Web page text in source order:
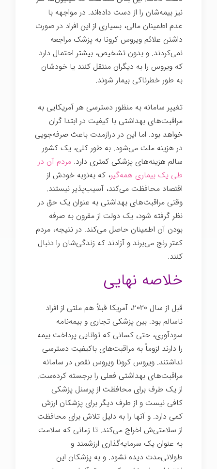
نیز بیمه‌شان را از دست داده‌اند. در مواجهه با
عدم اطمینان مالی، بسیاری از این افراد در صورت
داشتن علائم ویروس کرونا به پزشک مراجعه
نمی‌کردند. و بدون تشخیص، بیشتر احتمال دارد
که ویروس را به دیگران منتقل کنند یا خودشان
به طور خطرناکی بیمار شوند.
تغییر سامانه به منظور دسترسی هر آمریکایی به
مراقبت‌های بهداشتی با کیفیت در ابتدا گران
خواهد بود. اما این در درازمدت باعث صرفه‌جویی
در هزینه ملت می‌شود. به طور کلی، یک کشور
سالم هزینه‌های پزشکی کمتری دارد. مردم آن در
طی یک بیماری همه‌گیر، که به‌نوبه خودش از
اقتصاد محافظت می‌کند، آسیب‌پذیر نیستند.
وقتی مراقبت‌های بهداشتی به عنوان یک حق در
نظر گرفته شود، یک دولت از مقرون به صرفه
بودن آن اطمینان حاصل می‌کند. در نتیجه، مردم
کمتر رنج می‌برند و آزادند که زندگی‌شان را دنبال
کنند.
خلاصه نهایی
قبل از سال ۲۰۲۰، آمریکا قبلاً هم ملتی از افراد
ناسالم بود. بین پزشکی تجاری و بیمه‌نامه
سودآوری، حتی کسانی که توانایی پرداخت بیمه
را دارند لزوماً به مراقبت‌های باکیفیت دسترسی
نداشتند. ویروس کرونا ویروس نقص در سامانه
مراقبت‌های بهداشتی فعلی را برجسته کرده‌ست.
از یک طرف برای محافظت از پرسنل پزشکی
کافی نیست و از طرف دیگر برای پزشکان ارزش
کمی دارد. و آنها را به دلیل تلاش برای محافظت
از سلامتی‌ش اخراج می‌کند. تا زمانی که سلامت
به عنوان یک سرمایه‌گذاری ارزشمند و
طولانی‌مدت دیده نشود. و به پزشکان این